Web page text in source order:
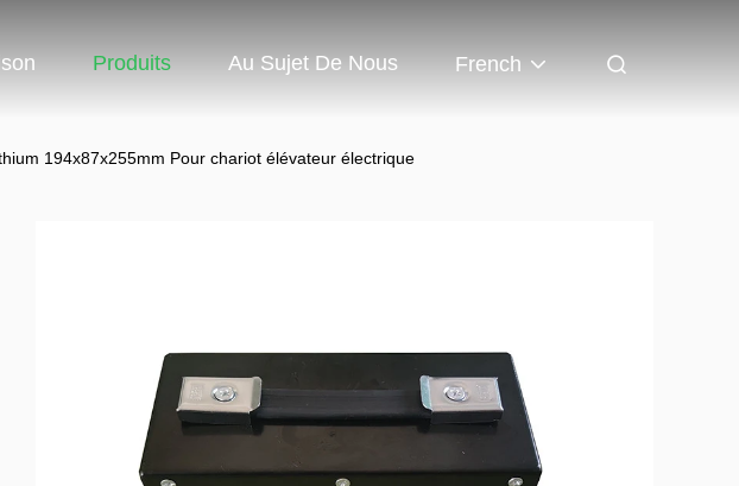
Produits Au Sujet De Nous French
194x87x255mm Pour chariot élévateur électrique